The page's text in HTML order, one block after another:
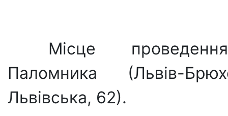
Місце
Паломника (Львів-
Львівська, 62).